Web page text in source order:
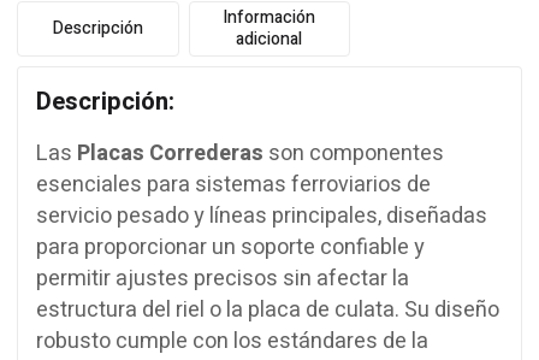
Descripción
Información
adicional
Descripción:
Las Placas Correderas son componentes
esenciales para sistemas ferroviarios de
servicio pesado y líneas principales, diseñadas
para proporcionar un soporte confiable y
permitir ajustes precisos sin afectar la
estructura del riel o la placa de culata. Su diseño
robusto cumple con los estándares de la